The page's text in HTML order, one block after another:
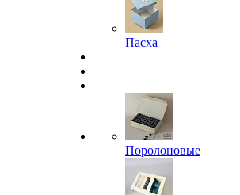
Пасха
Поролоновые